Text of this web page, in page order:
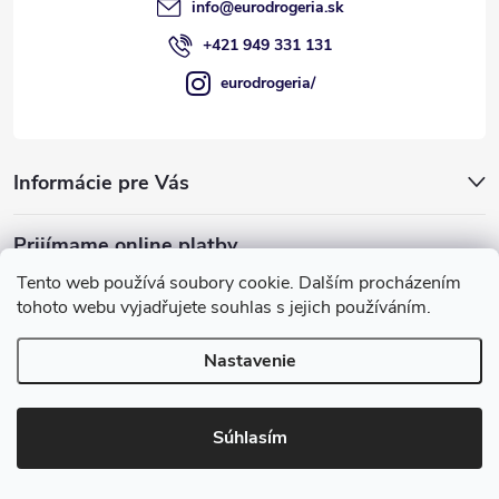
Tento web používá soubory cookie. Dalším procházením
tohoto webu vyjadřujete souhlas s jejich používáním.
Nastavenie
Súhlasím
Informácie pre Vás
info@eurodrogeria.sk
+421 949 331 131
eurodrogeria/
Prijímame online platby
Copyright 2026eurodrogeria. Všetky práva vyhradené.Upraviť
nastavenie cookies